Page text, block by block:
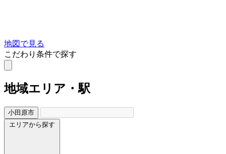
地図で見る
こだわり条件で探す
地域エリア・駅
小田原市
エリアから探す